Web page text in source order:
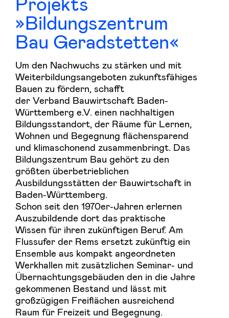
»Bildungszentrum
Bau Geradstetten«
Um den Nachwuchs zu stärken und mit
Weiterbildungsangeboten zukunftsfähiges
Bauen zu fördern, schafft
der Verband Bauwirtschaft Baden-
Württemberg e.V. einen nachhaltigen
Bildungsstandort, der Räume für Lernen,
Wohnen und Begegnung flächensparend
und klimaschonend zusammenbringt. Das
Bildungszentrum Bau gehört zu den
größten überbetrieblichen
Ausbildungsstätten der Bauwirtschaft in
Baden-Württemberg.
Schon seit den 1970er-Jahren erlernen
Auszubildende dort das praktische
Wissen für ihren zukünftigen Beruf. Am
Flussufer der Rems ersetzt zukünftig ein
Ensemble aus kompakt angeordneten
Werkhallen mit zusätzlichen Seminar- und
Übernachtungsgebäuden den in die Jahre
gekommenen Bestand und lässt mit
großzügigen Freiflächen ausreichend
Raum für Freizeit und Begegnung.